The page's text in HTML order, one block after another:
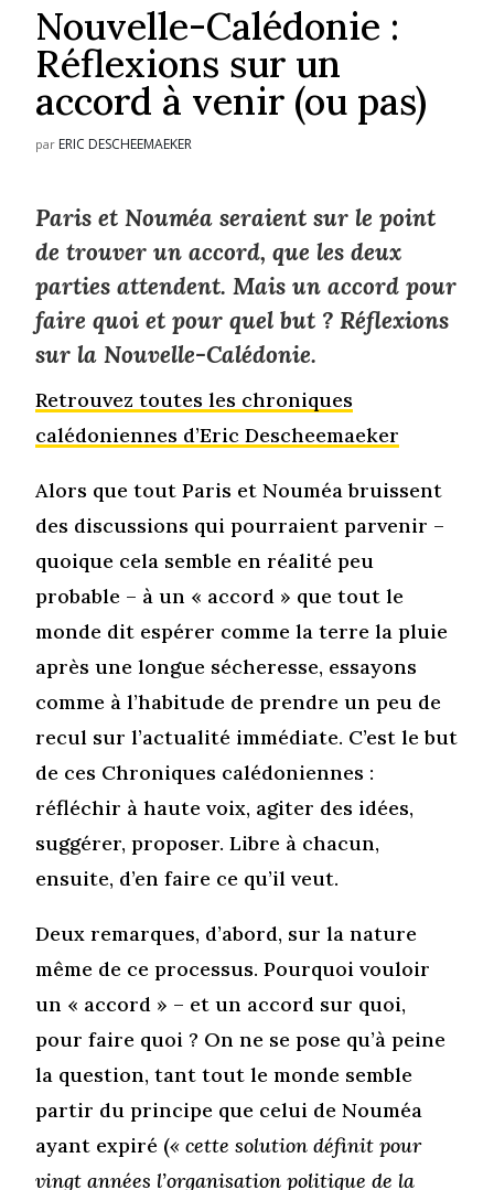
Nouvelle-Calédonie :
Réflexions sur un
accord à venir (ou pas)
par ERIC DESCHEEMAEKER
Paris et Nouméa seraient sur le point
de trouver un accord, que les deux
parties attendent. Mais un accord pour
faire quoi et pour quel but ? Réflexions
sur la Nouvelle-Calédonie.
Retrouvez toutes les chroniques
calédoniennes d’Eric Descheemaeker
Alors que tout Paris et Nouméa bruissent
des discussions qui pourraient parvenir –
quoique cela semble en réalité peu
probable – à un « accord » que tout le
monde dit espérer comme la terre la pluie
après une longue sécheresse, essayons
comme à l’habitude de prendre un peu de
recul sur l’actualité immédiate. C’est le but
de ces Chroniques calédoniennes :
réfléchir à haute voix, agiter des idées,
suggérer, proposer. Libre à chacun,
ensuite, d’en faire ce qu’il veut.
Deux remarques, d’abord, sur la nature
même de ce processus. Pourquoi vouloir
un « accord » – et un accord sur quoi,
pour faire quoi ? On ne se pose qu’à peine
la question, tant tout le monde semble
partir du principe que celui de Nouméa
ayant expiré (« cette solution définit pour
vingt années l’organisation politique de la